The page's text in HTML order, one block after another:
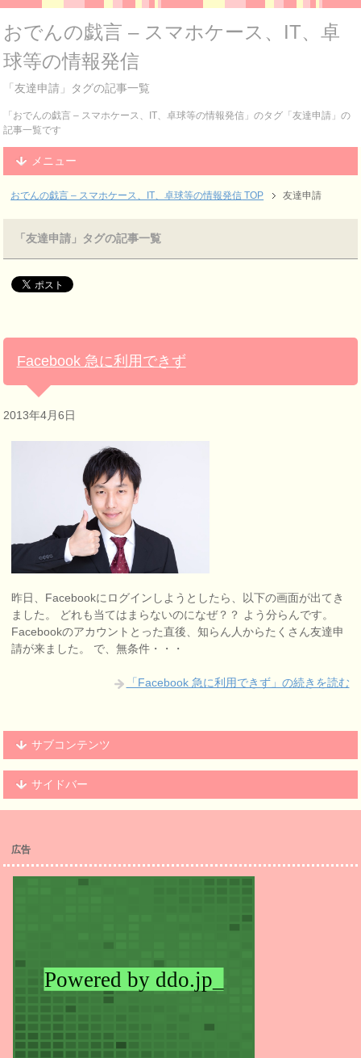
おでんの戯言 – スマホケース、IT、卓
球等の情報発信
「友達申請」タグの記事一覧
「おでんの戯言 – スマホケース、IT、卓球等の情報発信」のタグ「友達申請」の
記事一覧です
メニュー
おでんの戯言 – スマホケース、IT、卓球等の情報発信 TOP 友達申請
「友達申請」タグの記事一覧
Facebook 急に利用できず
2013年4月6日
昨日、Facebookにログインしようとしたら、以下の画面が出てき
ました。 どれも当てはまらないのになぜ？？ よう分らんです。
Facebookのアカウントとった直後、知らん人からたくさん友達申
請が来ました。 で、無条件・・・
「Facebook 急に利用できず」の続きを読む
サブコンテンツ
サイドバー
広告